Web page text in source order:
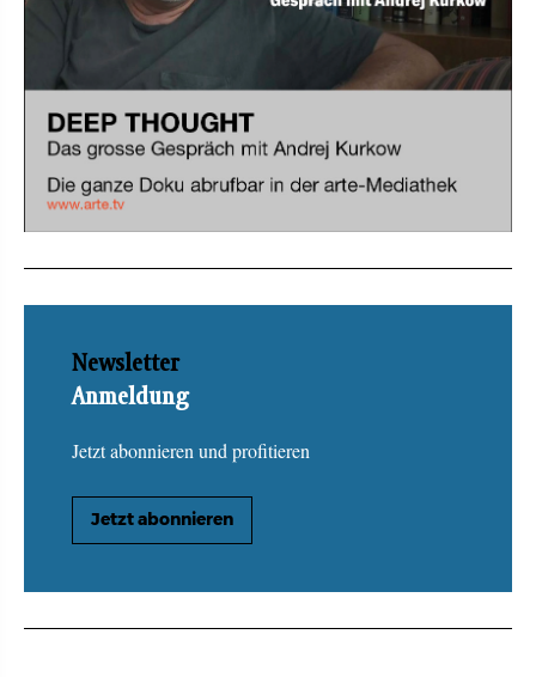
Newsletter
Anmeldung
Jetzt abonnieren und profitieren
Jetzt abonnieren